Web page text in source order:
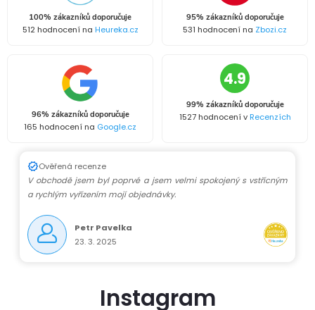
100% zákazníků doporučuje
512 hodnocení na Heureka.cz
95% zákazníků doporučuje
531 hodnocení na Zbozi.cz
96% zákazníků doporučuje
165 hodnocení na Google.cz
4.9
99% zákazníků doporučuje
1527 hodnocení vRecenzích
Ověřená recenze
V obchodě jsem byl poprvé a jsem velmi spokojený s vstřícným
a rychlým vyřízením mojí objednávky.
Petr Pavelka
23. 3. 2025
Instagram